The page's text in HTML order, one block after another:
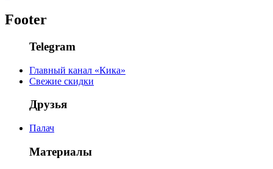
Footer
Telegram
Главный канал «Кика»
Свежие скидки
Друзья
Палач
Материалы